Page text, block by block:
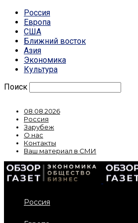
Россия
Европа
США
Ближний восток
Азия
Экономика
Культура
Поиск
08.08.2026
Россия
Зарубеж
О нас
Контакты
Ваш материал в СМИ
Россия